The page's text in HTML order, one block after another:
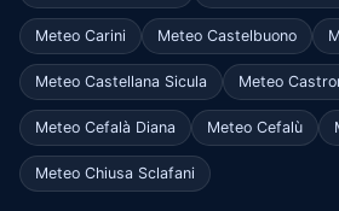
Meteo Carini Meteo Castelbuono
Meteo Castellana Sicula Meteo
Meteo Cefalà Diana Meteo Cefalù
Meteo Chiusa Sclafani